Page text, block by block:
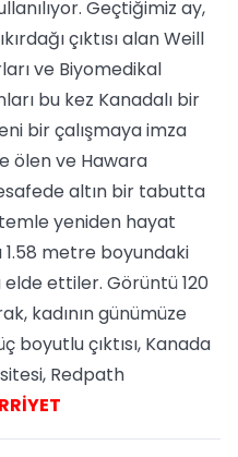
Geçtiğimiz ay,
çıktısı alan Weill
ve Biyomedikal
bu kez Kanadalı bir
bir çalışmaya imza
ölen ve Hawara
altın bir tabutta
yeniden hayat
1.58 metre boyundaki
ettiler. Görüntü 120
kadının günümüze
boyutlu çıktısı, Kanada
Redpath